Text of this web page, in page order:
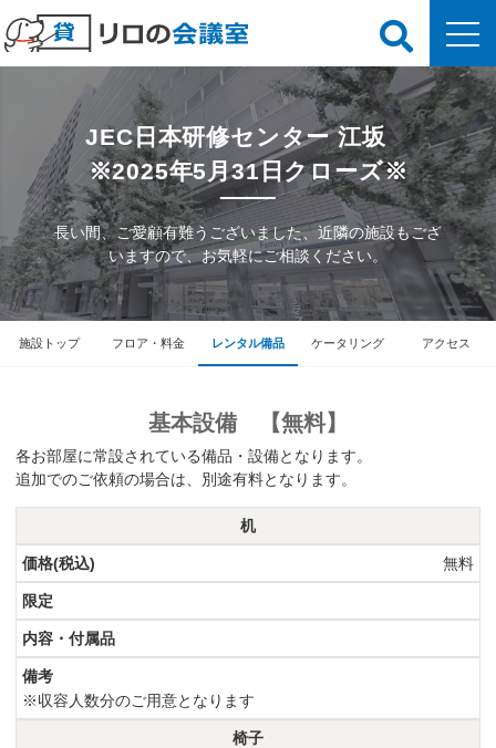
JEC日本研修センター 江坂
※2025年5月31日クローズ※
長い間、ご愛顧有難うございました、近隣の施設もござ
いますので、お気軽にご相談ください。
施設トップ フロア・料金 レンタル備品 ケータリング アクセス
基本設備 【無料】
各お部屋に常設されている備品・設備となります。
追加でのご依頼の場合は、別途有料となります。
机
無料
※収容人数分のご用意となります
椅子